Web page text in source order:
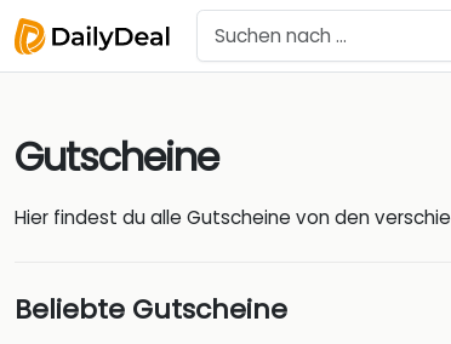
Gutscheine
Hier findest du alle Gutscheine von den
Beliebte Gutscheine